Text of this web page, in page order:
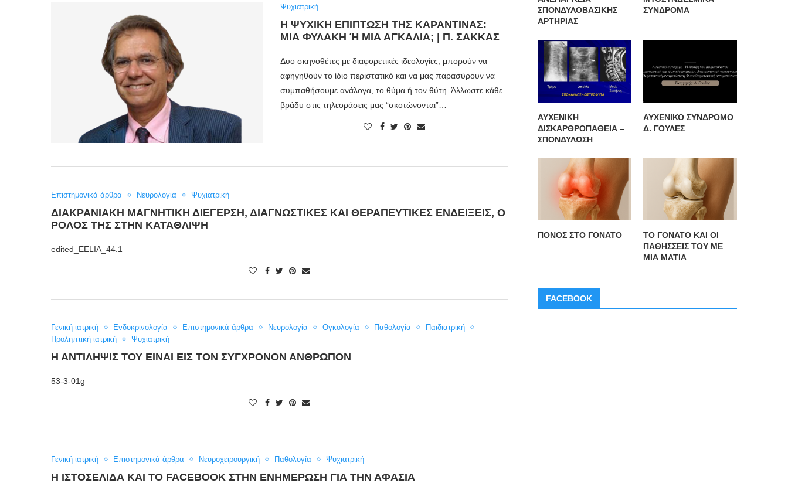
Ψυχιατρική
Η ΨΥΧΙΚΉ ΕΠΊΠΤΩΣΗ ΤΗΣ ΚΑΡΑΝΤΊΝΑΣ:
ΜΙΑ ΦΥΛΑΚΉ Ή ΜΙΑ ΑΓΚΑΛΙΆ; | Π. ΣΑΚΚΆΣ
Δυο σκηνοθέτες με διαφορετικές ιδεολογίες, μπορούν να
αφηγηθούν το ίδιο περιστατικό και να μας παρασύρουν να
συμπαθήσουμε ανάλογα, το θύμα ή τον θύτη. Άλλωστε κάθε
βράδυ στις τηλεοράσεις μας “σκοτώνονται”…
Επιστημονικά άρθρα Νευρολογία Ψυχιατρική
ΔΙΑΚΡΑΝΙΑΚΉ ΜΑΓΝΗΤΙΚΉ ΔΙΈΓΕΡΣΗ, ΔΙΑΓΝΩΣΤΙΚΈΣ ΚΑΙ ΘΕΡΑΠΕΥΤΙΚΈΣ ΕΝΔΕΊΞΕΙΣ, Ο
ΡΌΛΟΣ ΤΗΣ ΣΤΗΝ ΚΑΤΆΘΛΙΨΗ
edited_EELIA_44.1
Γενική ιατρική Ενδοκρινολογία Επιστημονικά άρθρα Νευρολογία Ογκολογία Παθολογία
Παιδιατρική
Προληπτική ιατρική
Ψυχιατρική
Η ΑΝΤΊΛΗΨΙΣ ΤΟΥ ΕΊΝΑΙ ΕΙΣ ΤΟΝ ΣΎΓΧΡΟΝΟΝ ΆΝΘΡΩΠΟΝ
53-3-01g
Γενική ιατρική Επιστημονικά άρθρα Νευροχειρουργική Παθολογία Ψυχιατρική
Η ΙΣΤΟΣΕΛΊΔΑ ΚΑΙ ΤΟ FACEBOOK ΣΤΗΝ ΕΝΗΜΈΡΩΣΗ ΓΙΑ ΤΗΝ ΑΦΑΣΊΑ
ΣΠΟΝΔΥΛΟΒΑΣΙΚΗΣ
ΑΡΤΗΡΙΑΣ
ΣΥΝΔΡΟΜΑ
ΑΥΧΕΝΙΚΗ
ΔΙΣΚΑΡΘΡΟΠΑΘΕΙΑ –
ΣΠΟΝΔΥΛΩΣΗ
ΑΥΧΕΝΙΚΟ ΣΥΝΔΡΟΜΟ
Δ. ΓΟΥΛΕΣ
ΠΟΝΟΣ ΣΤΟ ΓΟΝΑΤΟ
ΤΟ ΓΟΝΑΤΟ ΚΑΙ ΟΙ
ΠΑΘΗΣΣΕΙΣ ΤΟΥ ΜΕ
ΜΙΑ ΜΑΤΙΑ
FACEBOOK